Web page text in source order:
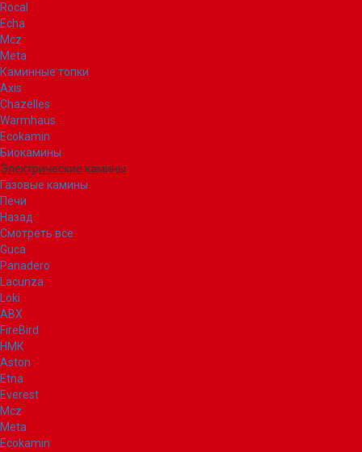
Rocal
Echa
Mcz
Meta
Каминные топки
Axis
Chazelles
Warmhaus
Ecokamin
Биокамины
Электрические камины
Газовые камины
Печи
Назад
Смотреть все
Guca
Panadero
Lacunza
Loki
ABX
FireBird
НМК
Aston
Etna
Everest
Mcz
Meta
Ecokamin